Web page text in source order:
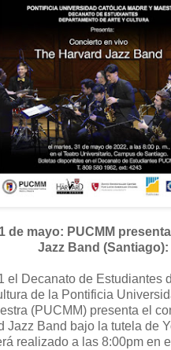
de mayo: PUCMM
Jazz Band (Santiago):
el Decanato de Estudiantes
de la Pontificia
(PUCMM) presenta el
Jazz Band bajo la tutela de
realizado a las 8:00pm en